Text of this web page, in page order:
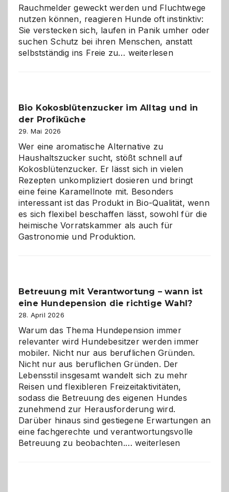
Rauchmelder geweckt werden und Fluchtwege
nutzen können, reagieren Hunde oft instinktiv:
Sie verstecken sich, laufen in Panik umher oder
suchen Schutz bei ihren Menschen, anstatt
selbstständig ins Freie zu… Wenn
Gefahr
für
Hunde
im
eigenen
Zuhause
weiterlesen
Bio Kokosblütenzucker im Alltag und in
der Profiküche
29. Mai 2026
Wer eine aromatische Alternative zu
Haushaltszucker sucht, stößt schnell auf
Kokosblütenzucker. Er lässt sich in vielen
Rezepten unkompliziert dosieren und bringt
eine feine Karamellnote mit. Besonders
interessant ist das Produkt in Bio-Qualität, wenn
es sich flexibel beschaffen lässt, sowohl für die
heimische Vorratskammer als auch für
Gastronomie und Produktion.
Betreuung mit Verantwortung – wann ist
eine Hundepension die richtige Wahl?
28. April 2026
Warum das Thema Hundepension immer
relevanter wird Hundebesitzer werden immer
mobiler. Nicht nur aus beruflichen Gründen.
Nicht nur aus beruflichen Gründen. Der
Lebensstil insgesamt wandelt sich zu mehr
Reisen und flexibleren Freizeitaktivitäten,
sodass die Betreuung des eigenen Hundes
zunehmend zur Herausforderung wird.
Darüber hinaus sind gestiegene Erwartungen an
eine fachgerechte und verantwortungsvolle
Betreuung zu beobachten.…Betreuung
weiterlesen